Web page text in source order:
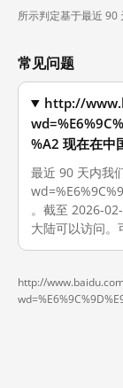
所示判定基于最近 90
常见问题
http://
%A2 现在在中
最近 90 天内我
。截至 2026-
大陆可以访问。
http://